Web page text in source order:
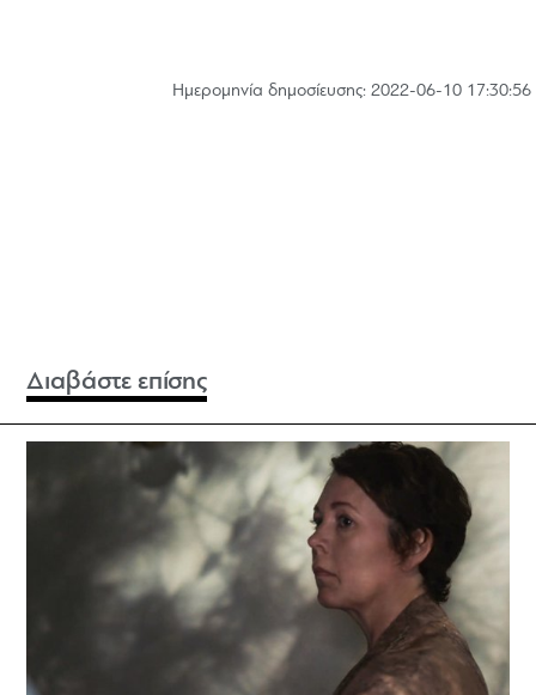
Hμερομηνία δημοσίευσης: 2022-06-10 17:30:56
Διαβάστε επίσης